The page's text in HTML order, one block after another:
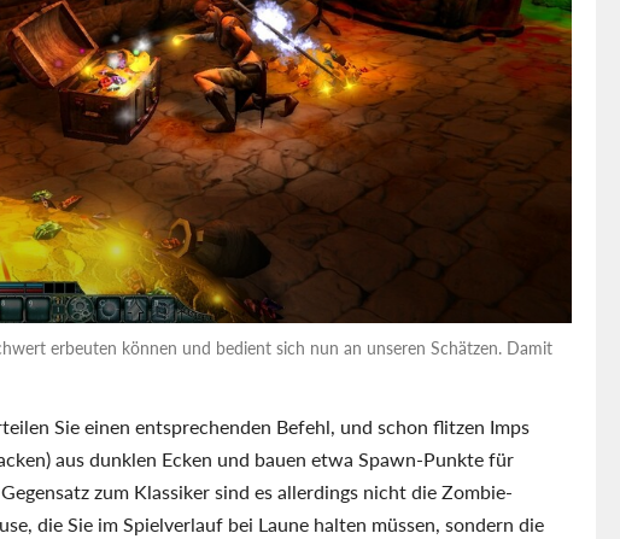
erbeuten können und bedient sich nun an unseren Schätzen. Damit
Sie einen entsprechenden Befehl, und schon flitzen Imps
aus dunklen Ecken und bauen etwa Spawn-Punkte für
zum Klassiker sind es allerdings nicht die Zombie-
die Sie im Spielverlauf bei Laune halten müssen, sondern die